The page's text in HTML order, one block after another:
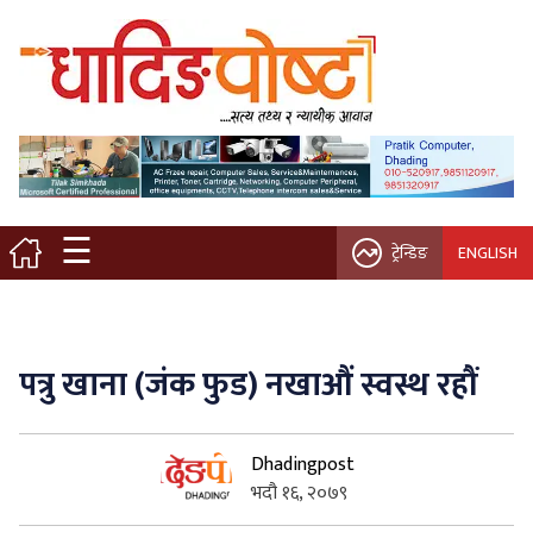
☰
मुख्य पृष्ठ
स्थानीय समाचार
विचार / ब्लग
नगर/गाउँ पालिका
कृषि/सहकारी
प्रवास
ट्रेन्डिङ ENGLISH
पत्रु खाना (जंक फुड) नखाऔं स्वस्थ रहौं
Dhadingpost
भदौ १६, २०७९